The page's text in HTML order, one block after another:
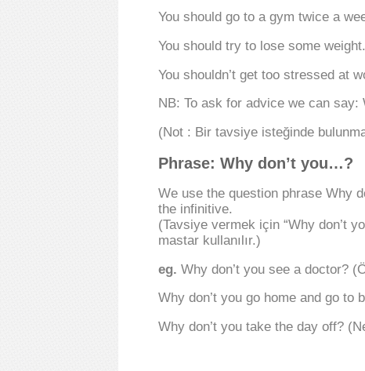
You should go to a gym twice a
You should try to lose some
You shouldn’t get too stressed at
NB: To ask for advice we can say:
(Not : Bir tavsiye isteğinde
Phrase: Why don’t you…?
We use the question phrase Why
the infinitive.
(Tavsiye vermek için “Why don’t
mastar kullanılır.)
eg. Why don’t you see a doctor?
Why don’t you go home and go to
Why don’t you take the day off?